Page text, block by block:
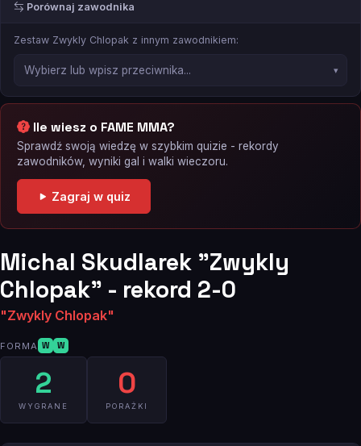
Porównaj zawodnika
Zestaw Zwykly Chlopak z innym zawodnikiem:
Ile wiesz o FAME MMA?
Sprawdź swoją wiedzę w szybkim quizie - rekordy
zawodników, wyniki gal i walki wieczoru.
Zagraj w quiz
Michal Skudlarek "Zwykly
Chlopak" - rekord 2-0
"Zwykly Chlopak"
FORMA W W
2
WYGRANE
0
PORAŻKI